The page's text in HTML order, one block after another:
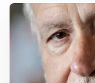
Lees meer over